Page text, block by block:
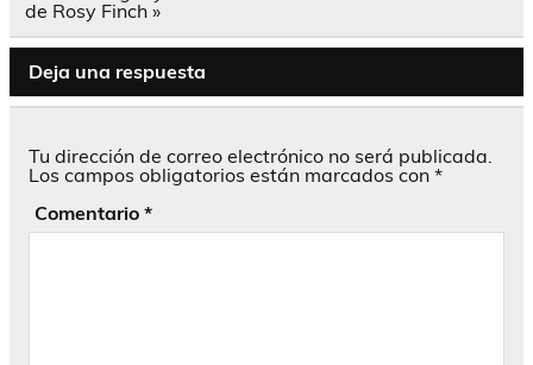
de Rosy Finch »
Deja una respuesta
Tu dirección de correo electrónico no será publicada.
Los campos obligatorios están marcados con *
Comentario *